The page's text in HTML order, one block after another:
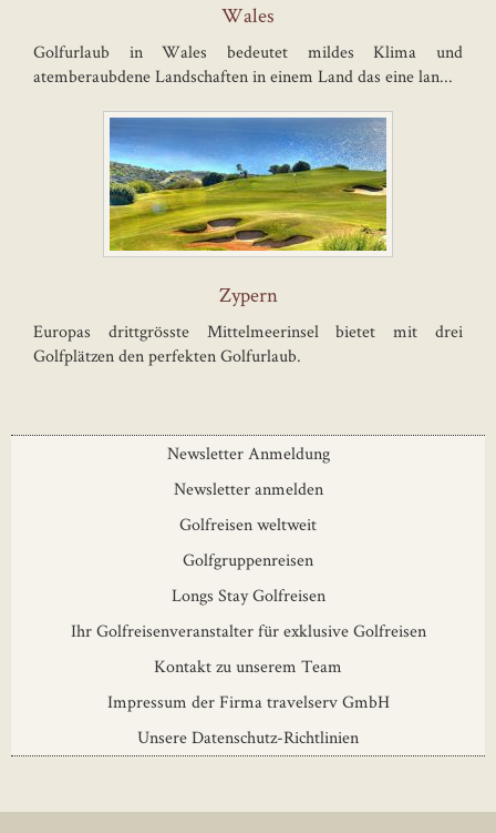
Wales
Golfurlaub in Wales bedeutet mildes Klima und
atemberaubdene Landschaften in einem Land das eine lan...
Zypern
Europas drittgrösste Mittelmeerinsel bietet mit drei
Golfplätzen den perfekten Golfurlaub.
Newsletter Anmeldung
Newsletter anmelden
Golfreisen weltweit
Golfgruppenreisen
Longs Stay Golfreisen
Ihr Golfreisenveranstalter für exklusive Golfreisen
Kontakt zu unserem Team
Impressum der Firma travelserv GmbH
Unsere Datenschutz-Richtlinien